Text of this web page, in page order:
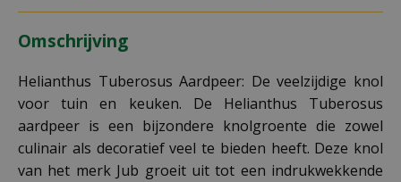
Omschrijving
Helianthus Tuberosus Aardpeer: De veelzijdige knol
voor tuin en keuken. De Helianthus Tuberosus
aardpeer is een bijzondere knolgroente die zowel
culinair als decoratief veel te bieden heeft. Deze knol
van het merk Jub groeit uit tot een indrukwekkende